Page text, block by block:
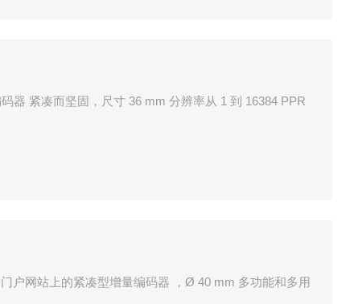
器 紧凑而坚固，尺寸 36 mm 分辨率从 1 到 16384 PPR
户网站上的紧凑型增量编码器 ，Ø 40 mm 多功能和多用